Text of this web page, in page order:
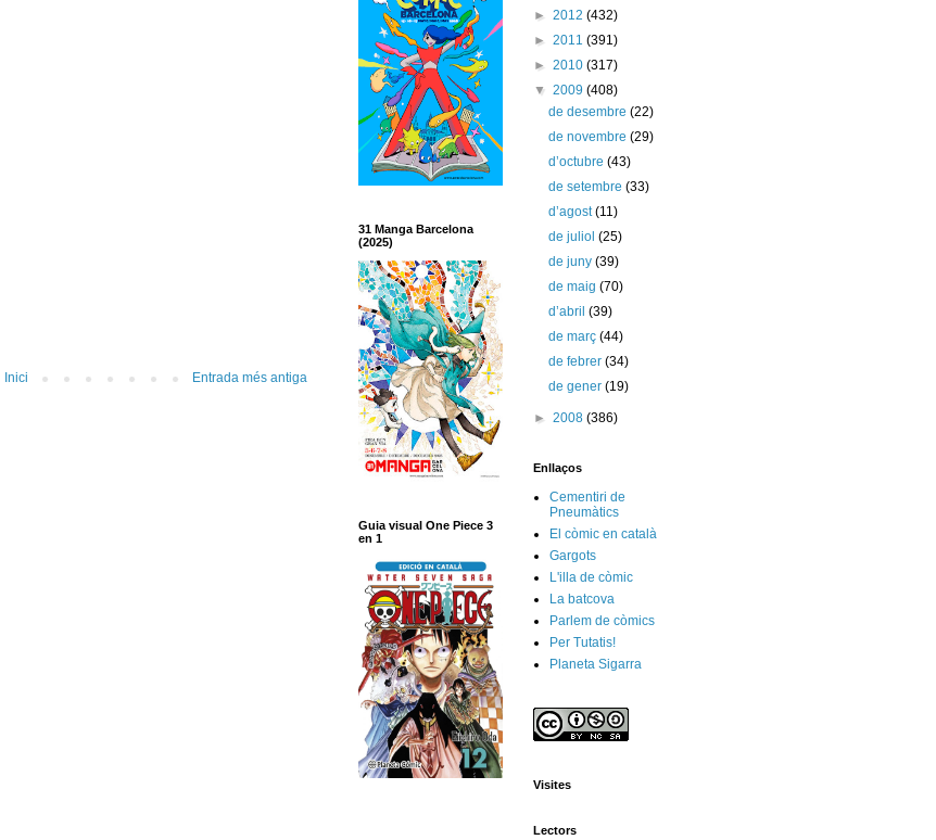
Entrada més antiga
Inici
31 Manga Barcelona
(2025)
Guia visual One Piece 3
en 1
► 2012 (432)
► 2011 (391)
► 2010 (317)
▼ 2009 (408)
de desembre(22)
de novembre(29)
d’octubre(43)
de setembre(33)
d’agost(11)
de juliol(25)
de juny(39)
de maig(70)
d’abril(39)
de març(44)
de febrer(34)
de gener(19)
► 2008 (386)
Enllaços
Cementiri de
Pneumàtics
El còmic en català
Gargots
L'illa de còmic
La batcova
Parlem de còmics
Per Tutatis!
Planeta Sigarra
Visites
Lectors